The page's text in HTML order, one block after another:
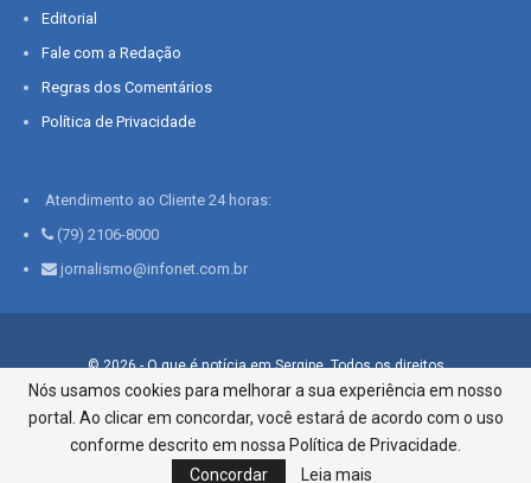
Editorial
Fale com a Redação
Regras dos Comentários
Política de Privacidade
Atendimento ao Cliente 24 horas:
(79) 2106-8000
jornalismo@infonet.com.br
© 2026 - O que é notícia em Sergipe. Todos os direitos
reservados.
Infonet - Rua Monsenhor Silveira 276, Bairro São José |
Aracaju-SE, CEP 49015-030, Fone: 79.2106.8000 - CI Centro de
Informações LTDA
Nós usamos cookies para melhorar a sua experiência em nosso
portal. Ao clicar em concordar, você estará de acordo com o uso
conforme descrito em nossa Política de Privacidade.
Concordar
Leia mais